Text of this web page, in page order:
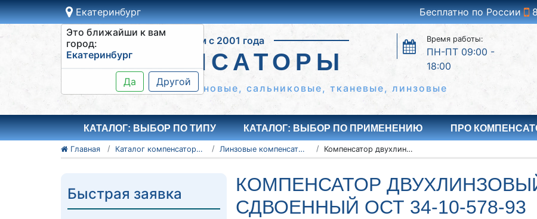
Екатеринбург
Это ближайши к вам
город:
Екатеринбург
Да Другой
Бесплатно по России
Работаем с 2001 года
КОМПЕНСАТОРЫ
Время работы:
ПН-ПТ 09:00 -
18:00
Сильфонные КСО, резиновые, сальниковые, тканевые, линзовые
КАТАЛОГ: ВЫБОР ПО ТИПУ КАТАЛОГ: ВЫБОР ПО ПРИМЕНЕНИЮ ПРО
Главная Каталог компенсаторов Линзовые компенсаторы Компенсатор двухлинзовый угловой сдвоенный ОСТ 34-10-578-93
КОМПЕНСАТОР
СДВОЕННЫЙ ОСТ 34-10-578-93
Быстрая заявка